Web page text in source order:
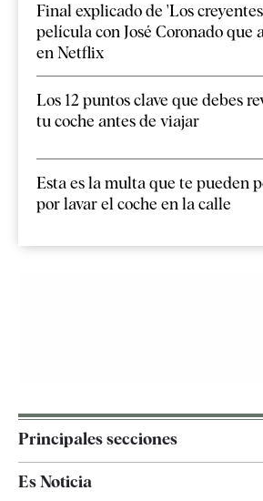
Final explicado de 'Los
película con José Coronado que
en Netflix
Los 12 puntos clave que debes
tu coche antes de viajar
Esta es la multa que te pueden
por lavar el coche en la calle
Principales secciones
España
Es Noticia